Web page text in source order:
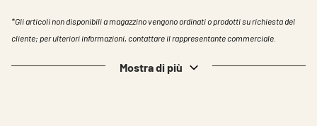
Scegliere la lingua
*Gli articoli non disponibili a magazzino vengono ordinati o prodotti su richiesta del
cliente; per ulteriori informazioni, contattare il rappresentante commerciale.
Mostra di più